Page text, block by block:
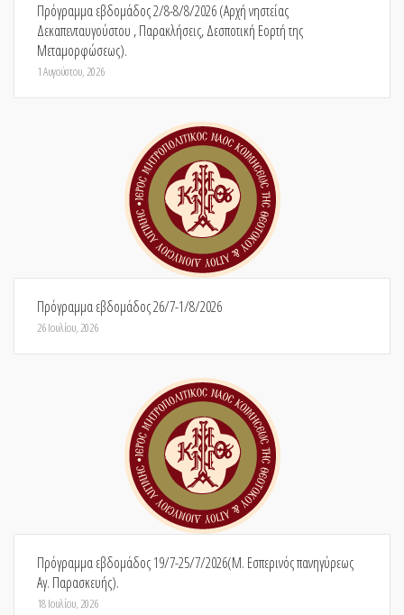
Πρόγραμμα εβδομάδος 2/8-8/8/2026 (Αρχή νηστείας
Δεκαπενταυγούστου , Παρακλήσεις, Δεσποτική Εορτή της
Μεταμορφώσεως).
1 Αυγούστου, 2026
Πρόγραμμα εβδομάδος 26/7-1/8/2026
26 Ιουλίου, 2026
Πρόγραμμα εβδομάδος 19/7-25/7/2026(Μ. Εσπερινός πανηγύρεως
Αγ. Παρασκευής).
18 Ιουλίου, 2026